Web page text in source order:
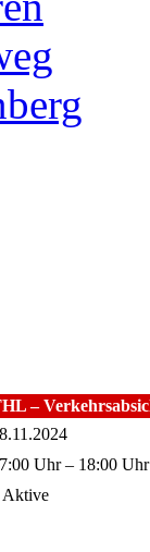
–
Uhr – 18:00 Uhr
Aktive